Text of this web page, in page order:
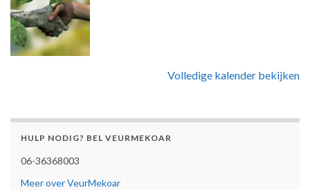
Volledige kalender bekijken
HULP NODIG? BEL VEURMEKOAR
06-36368003
Meer over VeurMekoar